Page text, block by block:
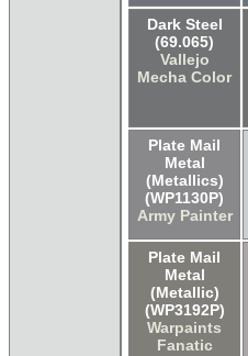
Dark Steel
(69.065)
Vallejo
Mecha Color
Plate Mail
Metal
(Metallics)
(WP1130P)
Army Painter
Plate Mail
Metal
(Metallic)
(WP3192P)
Warpaints
Fanatic